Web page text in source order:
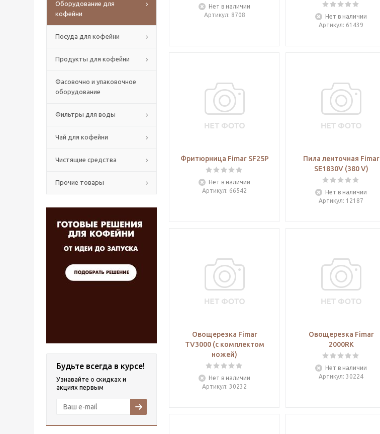
Оборудование для
кофейни
Посуда для кофейни
Продукты для кофейни
Фасовочно и упаковочное
оборудование
Фильтры для воды
Чай для кофейни
Чистящие средства
Прочие товары
Будьте всегда в курсе!
Узнавайте о скидках и
акциях первым
Нет в наличии
Артикул: 8708
Нет в наличии
Артикул: 61439
Фритюрница Fimar SF25P
Нет в наличии
Артикул: 66542
Пила ленточная Fimar
SE1830V (380 V)
Нет в наличии
Артикул: 12187
Овощерезка Fimar
TV3000 (с комплектом
ножей)
Нет в наличии
Артикул: 30232
Овощерезка Fimar
2000RK
Нет в наличии
Артикул: 30224